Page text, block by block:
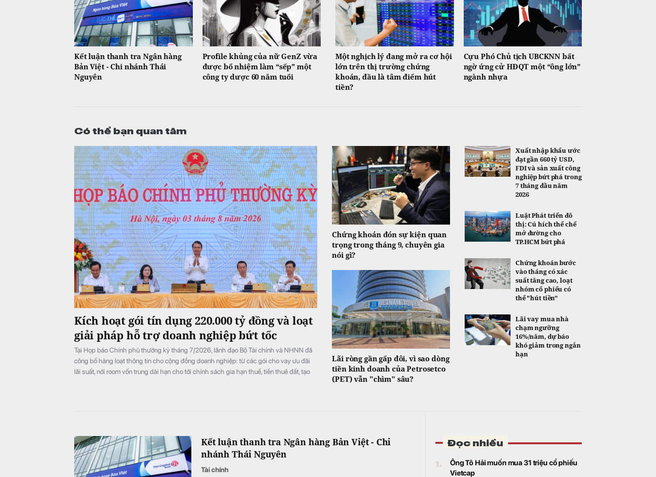
Kết luận thanh tra Ngân hàng
Bản Việt - Chi nhánh Thái
Nguyên
Profile khủng của nữ GenZ vừa
được bổ nhiệm làm “sếp” một
công ty dược 60 năm tuổi
Một nghịch lý đang mở ra cơ hội
lớn trên thị trường chứng
khoán, đầu là tâm điểm hút
tiền?
Cựu Phó Chủ tịch UBCKNN bất
ngờ ứng cử HĐQT một “ông lớn”
ngành nhựa
Có thể bạn quan tâm
Kích hoạt gói tín dụng 220.000 tỷ đồng và loạt
giải pháp hỗ trợ doanh nghiệp bứt tốc
Tại Họp báo Chính phủ thường kỳ tháng 7/2026, lãnh đạo Bộ Tài chính và NHNN đã
công bố hàng loạt thông tin cho cộng đồng doanh nghiệp: từ các gói cho vay ưu đãi
lãi suất, nới room vốn trung dài hạn cho tới chính sách gia hạn thuế, tiền thuê đất, tạo
Chứng khoán đón sự kiện quan
trọng trong tháng 9, chuyên gia
nói gì?
Lãi ròng gần gấp đôi, vì sao dòng
tiền kinh doanh của Petrosetco
(PET) vẫn "chìm" sâu?
Xuất nhập khẩu ước
đạt gần 660 tỷ USD,
FDI và sản xuất công
nghiệp bứt phá trong
7 tháng đầu năm
2026
Luật Phát triển đô
thị: Cú hích thể chế
mở đường cho
TP.HCM bứt phá
Chứng khoán bước
vào tháng có xác
suất tăng cao, loạt
nhóm cổ phiếu có
thể "hút tiền"
Lãi vay mua nhà
chạm ngưỡng
16%/năm, dự báo
khó giảm trong ngắn
hạn
Kết luận thanh tra Ngân hàng Bản Việt - Chi
nhánh Thái Nguyên
Tài chính
Đọc nhiều
1.
Ông Tô Hải muốn mua 31 triệu cổ phiếu
Vietcap